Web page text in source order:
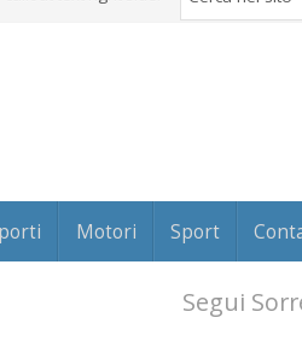
Motori Sport
Segui